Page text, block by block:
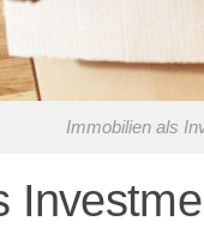
Immobilien als